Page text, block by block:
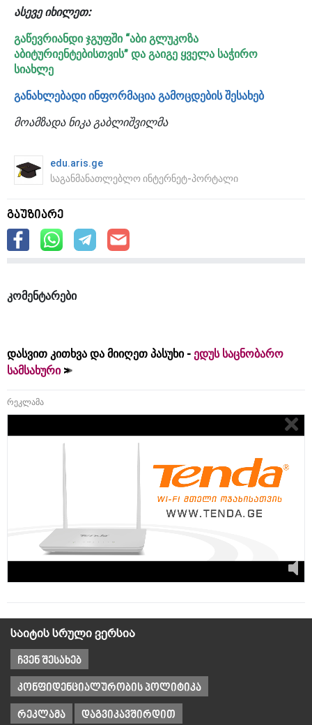
ასევე იხილეთ:
გაწევრიანდი ჯგუფში “აბი გლუკოზა
აბიტურიენტებისთვის” და გაიგე ყველა საჭირო
სიახლე
განახლებადი ინფორმაცია გამოცდების შესახებ
მოამზადა ნიკა გაბლიშვილმა
edu.aris.ge
საგანმანათლებლო ინტერნეტ-პორტალი
გაუზიარე
კომენტარები
დასვით კითხვა და მიიღეთ პასუხი - ედუს საცნობარო
სამსახური
რეკლამა
საიტის სრული ვერსია
ჩვენ შესახებ
კონფიდენციალურობის პოლიტიკა
რეკლამა დაგვიკავშირდით